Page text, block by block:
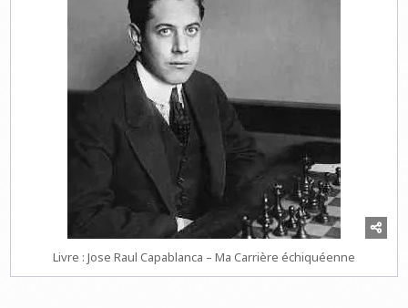
Livre : Jose Raul Capablanca – Ma Carrière échiquéenne